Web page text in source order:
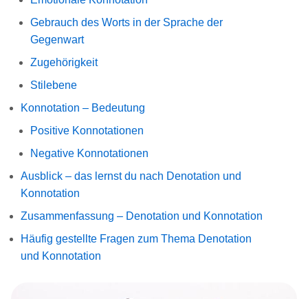
Gebrauch des Worts in der Sprache der
Gegenwart
Zugehörigkeit
Stilebene
Konnotation – Bedeutung
Positive Konnotationen
Negative Konnotationen
Ausblick – das lernst du nach Denotation und
Konnotation
Zusammenfassung – Denotation und Konnotation
Häufig gestellte Fragen zum Thema Denotation
und Konnotation